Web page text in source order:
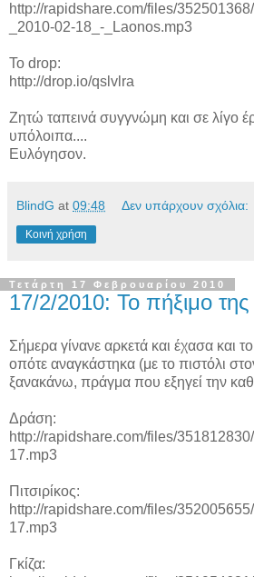
http://rapidshare.com/files/
_2010-02-18_-_Laonos.mp3
To drop:
http://drop.io/qslvlra
Ζητώ ταπεινά συγγνώμη και σε λίγο
υπόλοιπα....
Ευλόγησον.
BlindG at 09:48 Δεν υπάρχουν σχόλια:
Κοινή χρήση
Τετάρτη 17 Φεβρουαρίου 2010
17/2/2010: To πήξιμο
Σήμερα γίνανε αρκετά και έχασα και
οπότε αναγκάστηκα (με το πιστόλι
ξανακάνω, πράγμα που εξηγεί την
Δράση:
http://rapidshare.com/files/
17.mp3
Πιτσιρίκος:
http://rapidshare.com/files/
17.mp3
Γκίζα: